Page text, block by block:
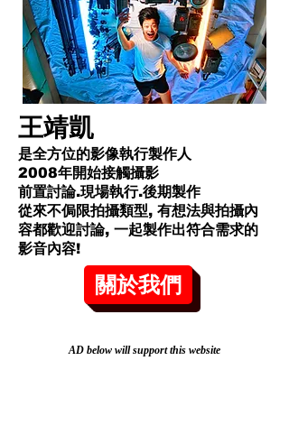
王靖凱
是全方位的影像執行製作人
2008年開始接觸攝影
前置討論.現場執行.後期製作
從來不侷限拍攝類型, 有想法與拍攝內
容都歡迎討論, 一起製作出符合需求的
影音內容!​
關於我們
AD below will support this website